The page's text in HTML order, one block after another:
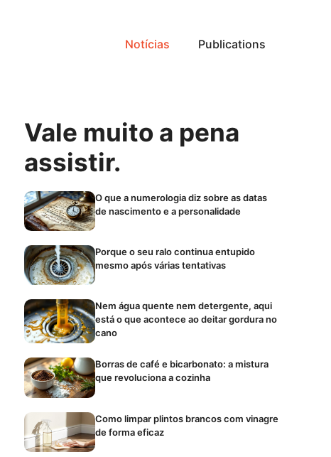
Notícias Publications
Vale muito a pena
assistir.
O que a numerologia diz sobre as datas
de nascimento e a personalidade
Porque o seu ralo continua entupido
mesmo após várias tentativas
Nem água quente nem detergente, aqui
está o que acontece ao deitar gordura no
cano
Borras de café e bicarbonato: a mistura
que revoluciona a cozinha
Como limpar plintos brancos com vinagre
de forma eficaz